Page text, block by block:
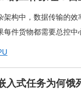
架构中，数据传输的
每件货物都需要总控
入式任务为何饿